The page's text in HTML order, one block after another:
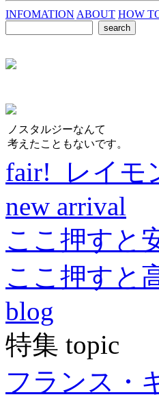
INFOMATION ABOUT HOW
ノスタルジーなんて
考えたこともないです。
fair! レイモ
new arrival
ここ押すと
ここ押すと
blog
特集 topic
フランス・